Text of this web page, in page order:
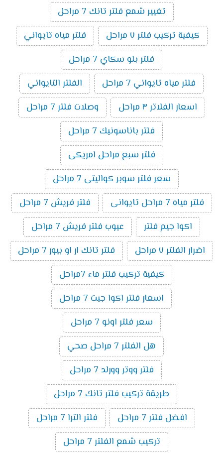
تغيير شمع فلتر تانك 7 مراحل
كيفية تركيب فلتر ٧ مراحل
فلتر مياه تايواني
فلتر بلو سكاي 7 مراحل
فلتر مياه تايواني 7 مراحل
الفلتر التايواني
اسعار الفلاتر ٣ مراحل
وصلات فلتر 7 مراحل
فلتر باناسونيك 7 مراحل
فلتر سبع مراحل امريكى
سعر فلتر سوبر كواليتى 7 مراحل
فلتر مياه 7 مراحل تايوانى
فلتر فريش 7 مراحل
اكوا جيم فلتر
عيوب فلتر فريش 7 مراحل
اضرار الفلتر ٧ مراحل
فلتر تانك ار او بيور 7 مراحل
كيفية تركيب فلتر ماء 7مراحل
اسعار فلتر اكوا جيت 7 مراحل
سعر فلتر اونو 7 مراحل
هل الفلتر 7 مراحل صحي
فلتر ووتر وورلد 7 مراحل
طريقة تركيب فلتر تانك 7 مراحل
افضل فلتر 7 مراحل
فلتر الترا 7 مراحل
تركيب شمع الفلتر 7 مراحل